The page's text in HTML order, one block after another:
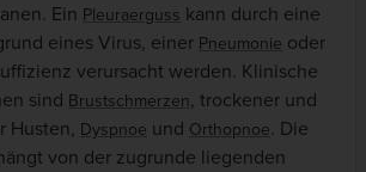
Ein Pleuraerguss kann durch eine
eines Virus, einer Pneumonie oder
verursacht werden. Klinische
sind Brustschmerzen, trockener und
Husten, Dyspnoe und Orthopnoe. Die
von der zugrunde liegenden